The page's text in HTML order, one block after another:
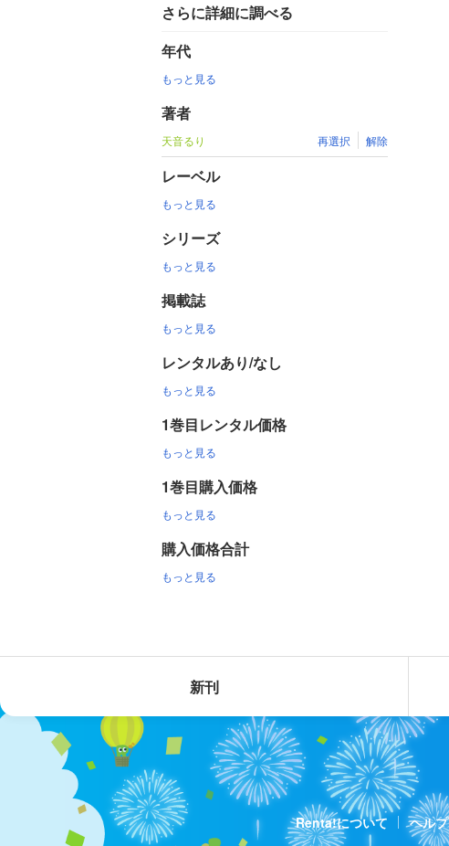
さらに詳細に調べる
年代
もっと見る
著者
天音るり 再選択 解除
レーベル
もっと見る
シリーズ
もっと見る
掲載誌
もっと見る
レンタルあり/なし
もっと見る
1巻目レンタル価格
もっと見る
1巻目購入価格
もっと見る
購入価格合計
もっと見る
新刊
Renta!について ヘルプ